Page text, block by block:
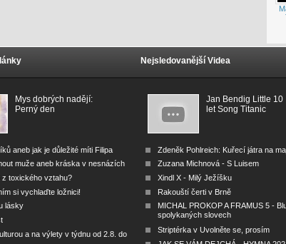
Mys dobrých nadějí:
Perný den
aneb jak je důležité míti Filipa
muže aneb kráska v nesnázích
z toxického vztahu?
si vychlaďte ložnici!
lásky
a na výlety v týdnu od 2.8. do
Nejsledovanější Videa
Jan Bendig Little 10
let Song Titanic
Zdeněk Pohlreich: Kuřecí játra na
Zuzana Michnová - S Luisem
Xindl X - Milý Ježíšku
Rakouští čerti v Brně
MICHAL PROKOP A FRAMUS 5 -
spolykaných slovech
Striptérka v Uvolněte se, prosím